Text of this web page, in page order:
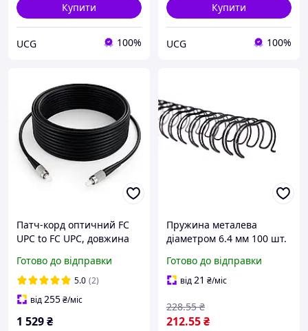
Купити
UCG 100%
Купити
UCG 100%
Патч-корд оптичний FC
UPC to FC UPC, довжина
3mm, чорний, для
зовнішньої прокладки
Готово до відправки
5.0 (2)
від255₴/міс
1 529₴
Пружина металева
діаметром 6.4 мм 100 шт.
біндером Чорні
Готово до відправки
від21 ₴/міс
212.55₴
228.55 ₴